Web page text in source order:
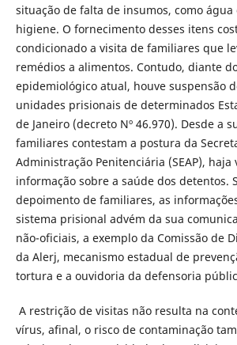
situação de falta de insumos, como
higiene. O fornecimento desses itens
condicionado a visita de familiares que
remédios a alimentos. Contudo, diante
epidemiológico atual, houve suspensão
unidades prisionais de determinados
de Janeiro (decreto Nº 46.970). Desde a
familiares contestam a postura da
Administração Penitenciária (SEAP),
informação sobre a saúde dos detentos.
depoimento de familiares, as
sistema prisional advém da sua
não-oficiais, a exemplo da Comissão de
da Alerj, mecanismo estadual de
tortura e a ouvidoria da defensoria
A restrição de visitas não resulta na
vírus, afinal, o risco de contaminação